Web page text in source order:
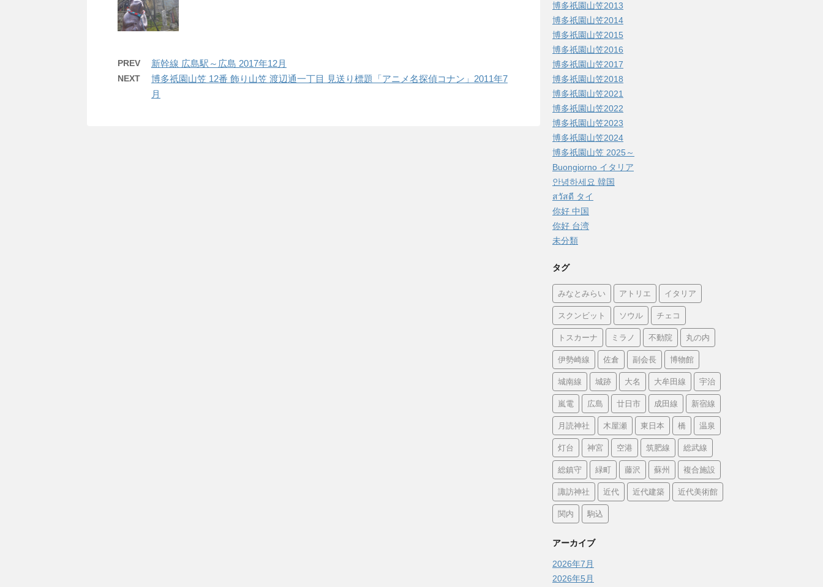
PREV 新幹線 広島駅～広島 2017年12月
NEXT
博多祇園山笠 12番 飾り山笠 渡辺通一丁目 見送り標題「アニメ名探偵コナン」2011年7
月
博多祇園山笠2013
博多祇園山笠2014
博多祇園山笠2015
博多祇園山笠2016
博多祇園山笠2017
博多祇園山笠2018
博多祇園山笠2021
博多祇園山笠2022
博多祇園山笠2023
博多祇園山笠2024
博多祇園山笠 2025～
Buongiorno イタリア
안녕하세요 韓国
สวัสดี タイ
你好 中国
你好 台湾
未分類
タグ
みなとみらい アトリエ イタリア
スクンビット ソウル チェコ
トスカーナ ミラノ 不動院 丸の内
伊勢崎線 佐倉 副会長 博物館
城南線 城跡 大名 大牟田線 宇治
嵐電 広島 廿日市 成田線 新宿線
月読神社 木屋瀬 東日本 橋 温泉
灯台 神宮 空港 筑肥線 総武線
総鎮守 緑町 藤沢 蘇州 複合施設
諏訪神社 近代 近代建築 近代美術館
関内 駒込
アーカイブ
2026年7月
2026年5月